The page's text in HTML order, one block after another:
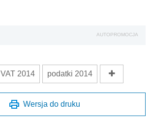
AUTOPROMOCJA
VAT 2014 podatki 2014
Wersja do druku